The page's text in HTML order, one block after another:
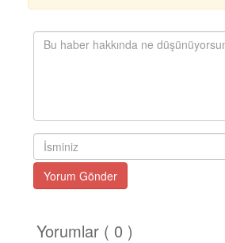
Yorum Gönder
Yorumlar ( 0 )